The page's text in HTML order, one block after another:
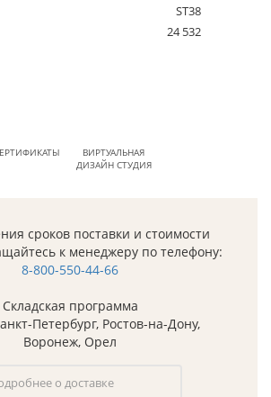
ST38
24 532
ВИРТУАЛЬНАЯ
ДИЗАЙН СТУДИЯ
сроков поставки и стоимости
к менеджеру по телефону:
8-800-550-44-66
Складская программа
Петербург, Ростов-на-Дону,
Воронеж, Орел
о доставке